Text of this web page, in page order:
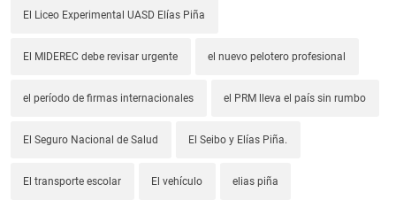
El Liceo Experimental UASD Elías Piña
El MIDEREC debe revisar urgente el nuevo pelotero profesional
el período de firmas internacionales el PRM lleva el país sin rumbo
El Seguro Nacional de Salud El Seibo y Elías Piña.
El transporte escolar El vehículo elias piña